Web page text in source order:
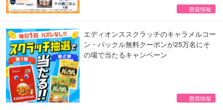
懸賞情報
エディオンススクラッチのキャラメルコー
ン・パックル無料クーポンが25万名にそ
の場で当たるキャンペーン
懸賞情報